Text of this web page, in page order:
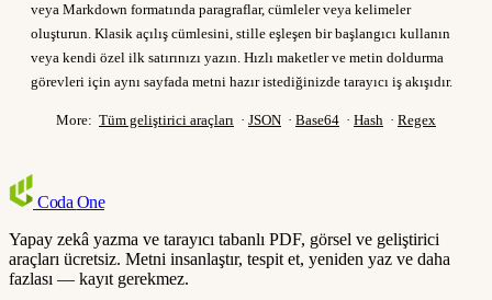
veya Markdown formatında paragraflar, cümleler veya kelimeler
oluşturun. Klasik açılış cümlesini, stille eşleşen bir başlangıcı kullanın
veya kendi özel ilk satırınızı yazın. Hızlı maketler ve metin doldurma
görevleri için aynı sayfada metni hazır istediğinizde tarayıcı iş akışıdır.
More: Tüm geliştirici araçları · JSON · Base64 · Hash · Regex
Coda One
Yapay zekâ yazma ve tarayıcı tabanlı PDF, görsel ve geliştirici
araçları ücretsiz. Metni insanlaştır, tespit et, yeniden yaz ve daha
fazlası — kayıt gerekmez.